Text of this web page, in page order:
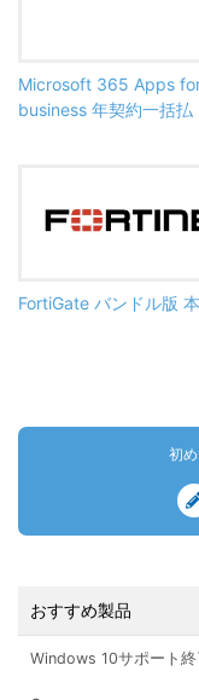
Microsoft 365 Apps
business 年契約一括払
FortiGate バンドル版
初
おすすめ製品
Windows 10サポート